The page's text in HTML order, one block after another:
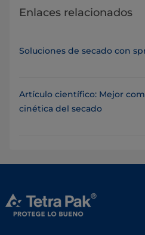
Enlaces relacionados
Soluciones de secado con
Artículo científico: Mejor
cinética del secado